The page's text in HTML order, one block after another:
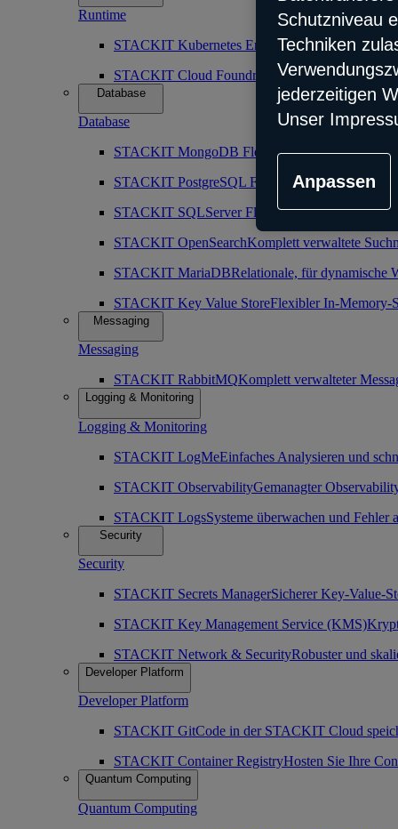
Runtime
STACKIT Kubernetes Engine (SKE)Robuster,
STACKIT Cloud Foundry
Vorkonfiguration der
Database
Database
STACKIT MongoDB Flex
Komplettverwaltete
STACKIT PostgreSQL Flex
Komplett verwaltete
STACKIT SQLServer Flex
Maximal
STACKIT OpenSearchKomplett verwaltete
STACKIT MariaDBRelationale, für dynamische
STACKIT Key Value StoreFlexibler In-Memory-
Messaging
Messaging
STACKIT RabbitMQKomplett verwalteter
Logging & Monitoring
Logging & Monitoring
STACKIT LogMeEinfaches Analysieren und
STACKIT ObservabilityGemanagter
STACKIT LogsSysteme überwachen und Fehler
Security
Security
STACKIT Secrets ManagerSicherer Key-Value-
STACKIT Key Management Service (KMS)
STACKIT Network & SecurityRobuster und
Developer Platform
Developer Platform
STACKIT GitCode in der STACKIT Cloud
STACKIT Container RegistryHosten Sie Ihre
Quantum Computing
Quantum Computing
Schutzniveau
Techniken
jederzeitigen
Unser
Anpassen